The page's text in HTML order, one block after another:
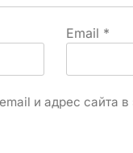
Email *
и адрес сайта